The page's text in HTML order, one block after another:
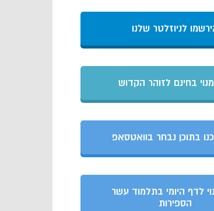
לניוזלטר שלנו
בחינם לזוהר הקדוש
בתוכן נבחר בוואטסאפ
לדף היומי בתלמוד עשר
הספירות